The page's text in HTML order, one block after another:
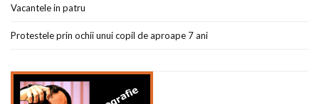
Vacantele in patru
Protestele prin ochii unui copil de aproape 7 ani